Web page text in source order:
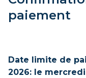
paiement
Date limite de
2026: le